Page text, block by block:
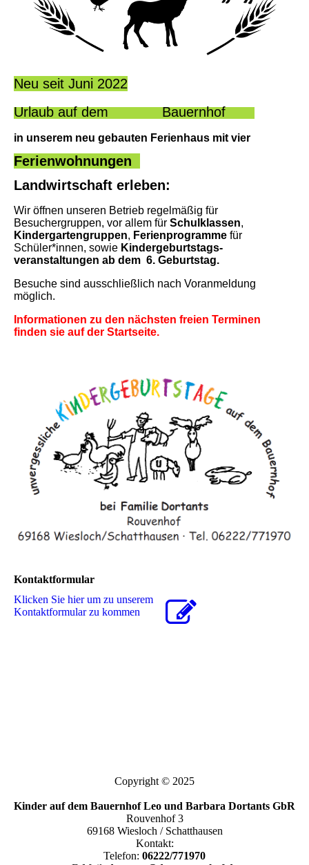
Neu seit Juni 2022
Urlaub auf dem Bauernhof
in unserem neu gebauten Ferienhaus mit vier
Ferienwohnungen
Landwirtschaft erleben:
Wir öffnen unseren Betrieb regelmäßig für
Besuchergruppen, vor allem für Schulklassen,
Kindergartengruppen, Ferienprogramme für
Schüler*innen, sowie Kindergeburtstags-
veranstaltungen ab dem 6. Geburtstag.
Besuche sind ausschließlich nach Voranmeldung
möglich.
Informationen zu den nächsten freien Terminen
finden sie auf der Startseite.
Kontaktformular
Klicken Sie hier um zu unserem
Kon­takt­for­mu­lar zu kommen
Copyright © 2025
Kinder auf dem Bauernhof Leo und Barbara Dortants GbR
Rouvenhof 3
69168 Wiesloch / Schatthausen
Kontakt:
Telefon: 06222/771970